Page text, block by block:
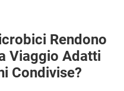
Rendono
Viaggio Adatti
Condivise?